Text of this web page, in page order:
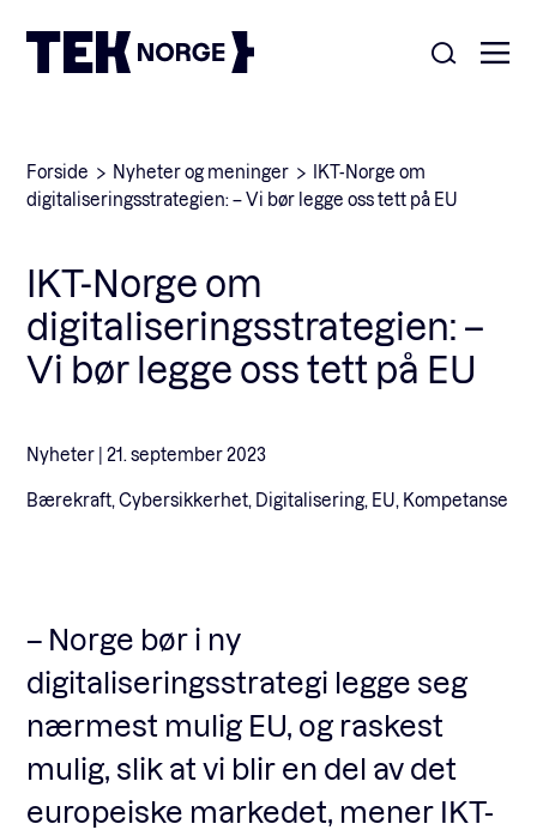
Om oss
Medlemskap
Nyheter
Møteplasser
Kontakt
English
POPULÆRE SØK:
Våre viktigste saker
Medlemskap
Arrangementer
Standardavtaler
Forside Nyheter og meninger
IKT-Norge om
digitaliseringsstrategien: – Vi bør legge oss tett på EU
IKT-Norge om
digitaliseringsstrategien: –
Vi bør legge oss tett på EU
Nyheter | 21. september 2023
Bærekraft, Cybersikkerhet, Digitalisering, EU, Kompetanse
– Norge bør i ny
digitaliseringsstrategi legge seg
nærmest mulig EU, og raskest
mulig, slik at vi blir en del av det
europeiske markedet, mener IKT-